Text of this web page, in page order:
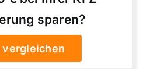
sparen?